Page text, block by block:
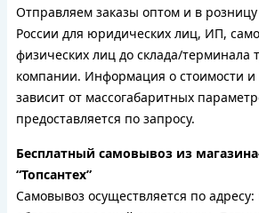
Отправляем заказы оптом и в розницу
России для юридических лиц, ИП,
физических лиц до склада/терминала
компании. Информация о стоимости и
зависит от массогабаритных
предоставляется по запросу.
Бесплатный самовывоз из
“Топсантех”
Самовывоз осуществляется по